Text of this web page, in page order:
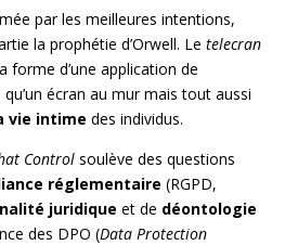
par les meilleures intentions,
la prophétie d’Orwell. Le telecran
forme d’une application de
écran au mur mais tout aussi
vie intime des individus.
Control soulève des questions
réglementaire (RGPD,
juridique et de déontologie
des DPO (Data Protection